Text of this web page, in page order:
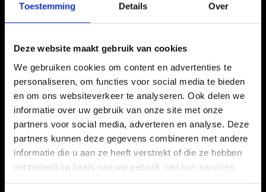
Toestemming Details Over
Deze website maakt gebruik van cookies
We gebruiken cookies om content en advertenties te
personaliseren, om functies voor social media te bieden
en om ons websiteverkeer te analyseren. Ook delen we
informatie over uw gebruik van onze site met onze
partners voor social media, adverteren en analyse. Deze
partners kunnen deze gegevens combineren met andere
informatie die u aan ze heeft verstrekt of die ze hebben
verzameld op basis van uw gebruik van hun services.